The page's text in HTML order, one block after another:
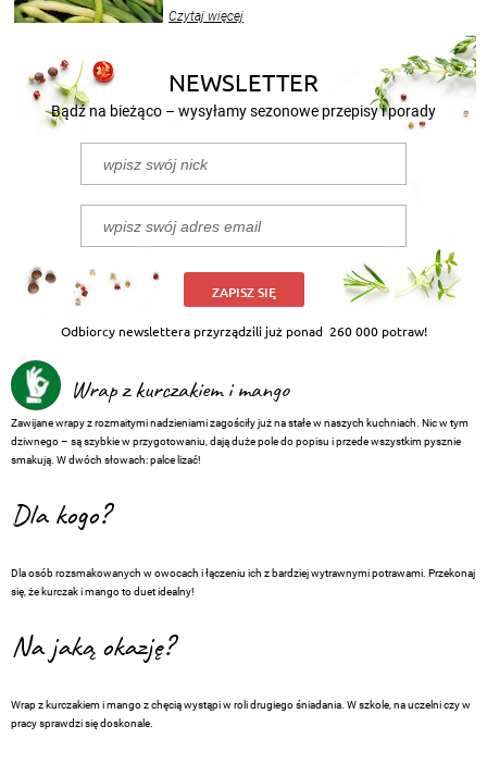
nasze propozycje!
Czytaj więcej
NEWSLETTER
Bądź na bieżąco – wysyłamy sezonowe przepisy i porady
ZAPISZ SIĘ
Odbiorcy newslettera przyrządzili już ponad 260 000 potraw!
Wrap z kurczakiem i mango
Zawijane wrapy z rozmaitymi nadzieniami zagościły już na stałe w naszych kuchniach. Nic w tym
dziwnego – są szybkie w przygotowaniu, dają duże pole do popisu i przede wszystkim pysznie
smakują. W dwóch słowach: palce lizać!
Dla kogo?
Dla osób rozsmakowanych w owocach i łączeniu ich z bardziej wytrawnymi potrawami. Przekonaj
się, że kurczak i mango to duet idealny!
Na jaką okazję?
Wrap z kurczakiem i mango z chęcią wystąpi w roli drugiego śniadania. W szkole, na uczelni czy w
pracy sprawdzi się doskonale.